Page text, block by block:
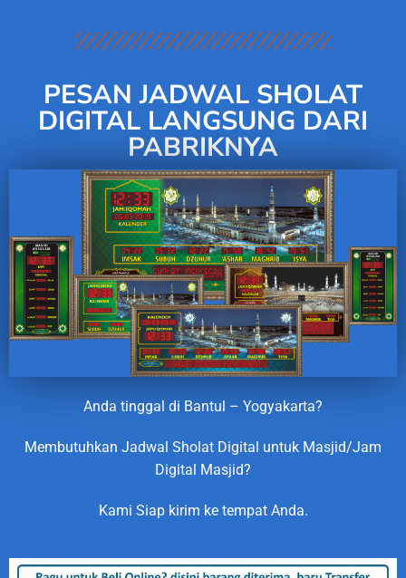
PESAN JADWAL SHOLAT
DIGITAL LANGSUNG DARI
PABRIKNYA
Anda tinggal di Bantul – Yogyakarta?
Membutuhkan Jadwal Sholat Digital untuk Masjid/Jam
Digital Masjid?
Kami Siap kirim ke tempat Anda.